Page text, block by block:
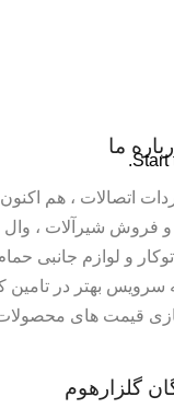
ما
بیش از 25 سال در واردات
و فروش شیرآلات ،
و لوازم جانبی
سرویس بهتر در تامین
قیمت های
گلزارهوم
Start